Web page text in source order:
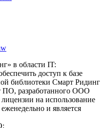
в области IT:
доступ к базе
библиотеки Смарт Ридинг
ПО, разработанного ООО
на использование
и является